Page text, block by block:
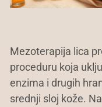
Mezoterapija lica
proceduru koja
enzima i drugih
srednji sloj kože.